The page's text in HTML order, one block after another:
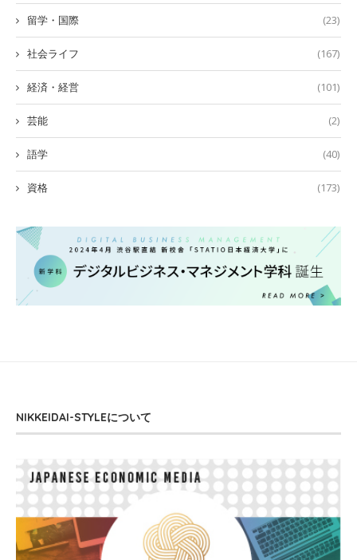
留学・国際 (23)
社会ライフ (167)
経済・経営 (101)
芸能 (2)
語学 (40)
資格 (173)
NIKKEIDAI-STYLEについて